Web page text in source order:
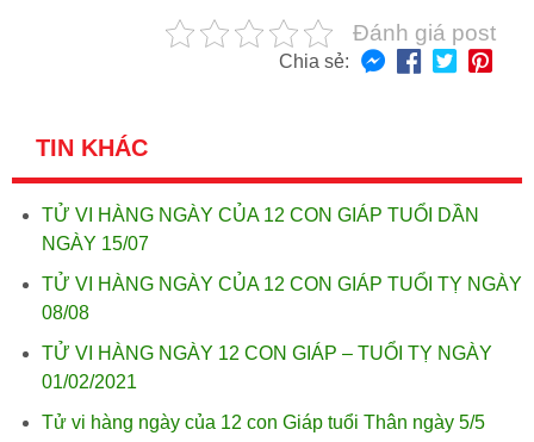
Đánh giá post
Chia sẻ:
TIN KHÁC
TỬ VI HÀNG NGÀY CỦA 12 CON GIÁP TUỔI DẦN
NGÀY 15/07
TỬ VI HÀNG NGÀY CỦA 12 CON GIÁP TUỔI TỴ NGÀY
08/08
TỬ VI HÀNG NGÀY 12 CON GIÁP – TUỔI TỴ NGÀY
01/02/2021
Tử vi hàng ngày của 12 con Giáp tuổi Thân ngày 5/5